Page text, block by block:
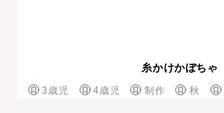
糸かけかぼちゃ
3歳児 4歳児 制作 秋